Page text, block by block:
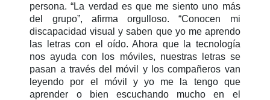
persona. “La verdad es que me siento uno más
del grupo”, afirma orgulloso. “Conocen mi
discapacidad visual y saben que yo me aprendo
las letras con el oído. Ahora que la tecnología
nos ayuda con los móviles, nuestras letras se
pasan a través del móvil y los compañeros van
leyendo por el móvil y yo me la tengo que
aprender o bien escuchando mucho en el